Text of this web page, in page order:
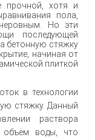
прочной, хотя и
пола,
Но эти
последующей
бетонную стяжку
начиная от
плиткой
в технологии
стяжку. Данный
раствора
объём воды, что